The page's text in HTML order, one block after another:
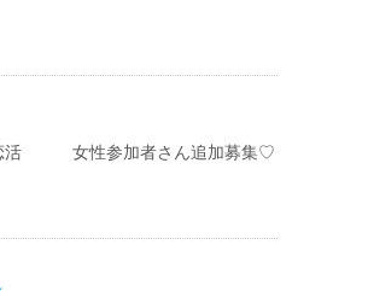
恋活 女性参加者さん追加募集♡